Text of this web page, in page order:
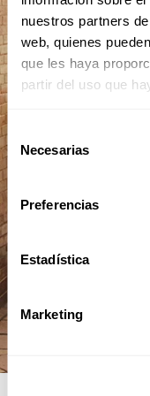
nuestros partners
web, quienes
que les haya
partir del uso que
Selección
de
consentimiento
Necesarias
Preferencias
Estadística
Marketing